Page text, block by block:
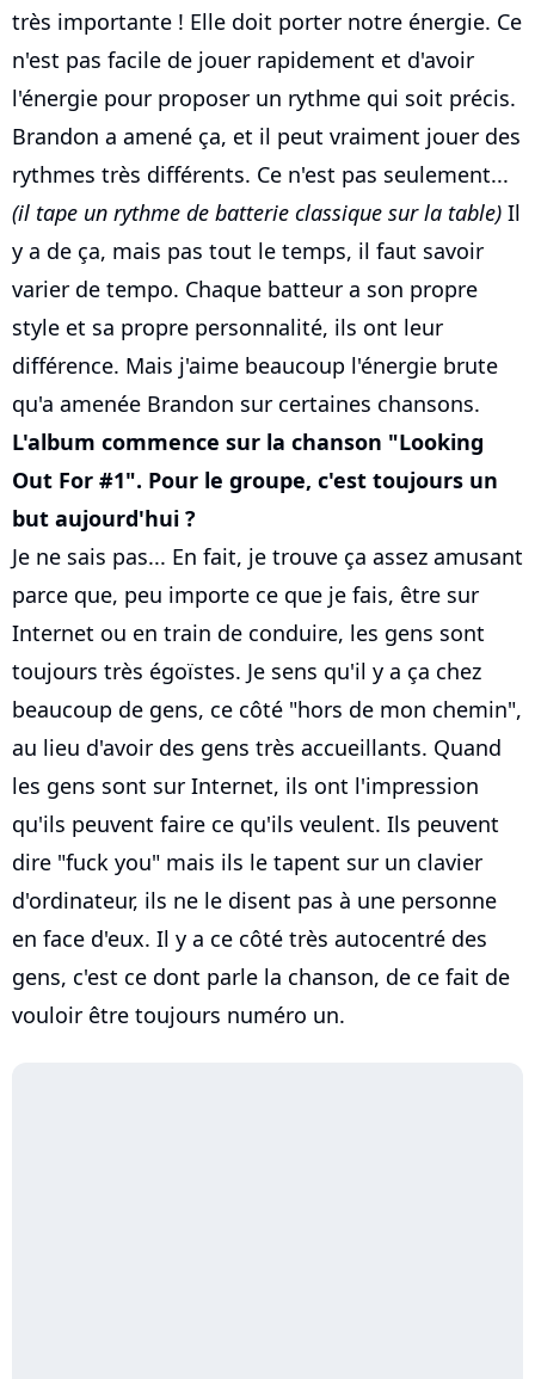
très importante ! Elle doit porter notre énergie. Ce
n'est pas facile de jouer rapidement et d'avoir
l'énergie pour proposer un rythme qui soit précis.
Brandon a amené ça, et il peut vraiment jouer des
rythmes très différents. Ce n'est pas seulement...
(il tape un rythme de batterie classique sur la table) Il
y a de ça, mais pas tout le temps, il faut savoir
varier de tempo. Chaque batteur a son propre
style et sa propre personnalité, ils ont leur
différence. Mais j'aime beaucoup l'énergie brute
qu'a amenée Brandon sur certaines chansons.
L'album commence sur la chanson "Looking
Out For #1". Pour le groupe, c'est toujours un
but aujourd'hui ?
Je ne sais pas... En fait, je trouve ça assez amusant
parce que, peu importe ce que je fais, être sur
Internet ou en train de conduire, les gens sont
toujours très égoïstes. Je sens qu'il y a ça chez
beaucoup de gens, ce côté "hors de mon chemin",
au lieu d'avoir des gens très accueillants. Quand
les gens sont sur Internet, ils ont l'impression
qu'ils peuvent faire ce qu'ils veulent. Ils peuvent
dire "fuck you" mais ils le tapent sur un clavier
d'ordinateur, ils ne le disent pas à une personne
en face d'eux. Il y a ce côté très autocentré des
gens, c'est ce dont parle la chanson, de ce fait de
vouloir être toujours numéro un.